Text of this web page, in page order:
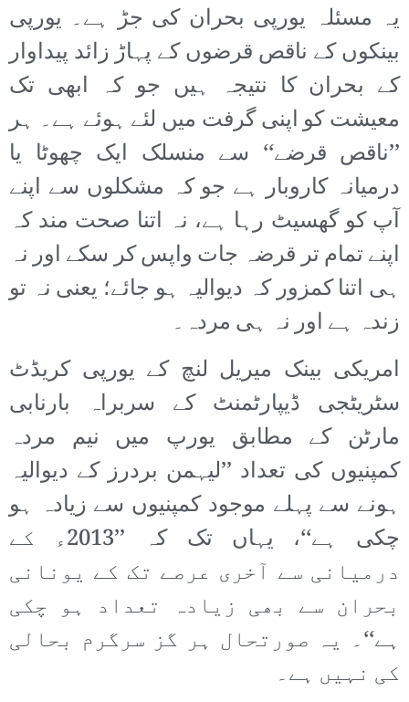
یہ مسئلہ یورپی بحران کی جڑ ہے۔ یورپی
بینکوں کے ناقص قرضوں کے پہاڑ زائد پیداوار
کے بحران کا نتیجہ ہیں جو کہ ابھی تک
معیشت کو اپنی گرفت میں لئے ہوئے ہے۔ ہر
’’ناقص قرضے‘‘ سے منسلک ایک چھوٹا یا
درمیانہ کاروبار ہے جو کہ مشکلوں سے اپنے
آپ کو گھسیٹ رہا ہے، نہ اتنا صحت مند کہ
اپنے تمام تر قرضہ جات واپس کر سکے اور نہ
ہی اتنا کمزور کہ دیوالیہ ہو جائے؛ یعنی نہ تو
زندہ ہے اور نہ ہی مردہ۔
امریکی بینک میریل لنچ کے یورپی کریڈٹ
سٹریٹجی ڈیپارٹمنٹ کے سربراہ بارنابی
مارٹن کے مطابق یورپ میں نیم مردہ
کمپنیوں کی تعداد ’’لیہمن بردرز کے دیوالیہ
ہونے سے پہلے موجود کمپنیوں سے زیادہ ہو
چکی ہے‘‘، یہاں تک کہ ’’2013ء کے
درمیانی سے آخری عرصے تک کے یونانی
بحران سے بھی زیادہ تعداد ہو چکی
ہے‘‘۔ یہ صورتحال ہر گز سرگرم بحالی
کی نہیں ہے۔